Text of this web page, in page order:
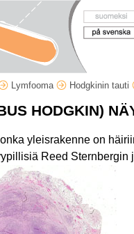
Lymfooma Hodgkinin tauti
HODGKIN)
yleisrakenne on
Reed Sternbergin